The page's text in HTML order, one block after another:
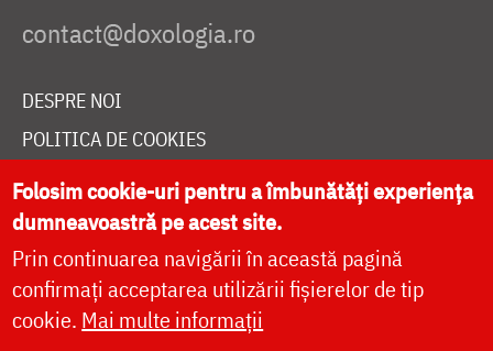
DESPRE NOI
POLITICA DE COOKIES
DONEAZĂ ONLINE PENTRU CATEDRALA NAȚIONALĂ
LIVE
Folosim cookie-uri pentru a îmbunătăți experiența
dumneavoastră pe acest site.
Prin continuarea navigării în această pagină
confirmați acceptarea utilizării fișierelor de tip
cookie. Mai multe informații